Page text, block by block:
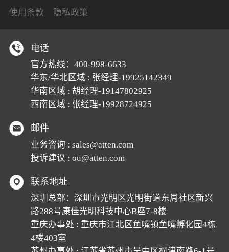
使用条款
隐私政策
电话
官方热线： 400-998-6633
华东/华北区域 : 张经理-19925142349
华南区域 : 胡经理-19147802925
西南区域 : 张经理-19928724925
邮件
业务咨询 : sales@atten.com
投诉建议 : ou@atten.com
联系地址
深圳总部：深圳市光明区光明街道东周社区新兴
路288号康佳光明科技中心B座7-8楼
重庆办事处 : 重庆市江北区鱼嘴镇鱼嘴孵化园4栋
4楼403室